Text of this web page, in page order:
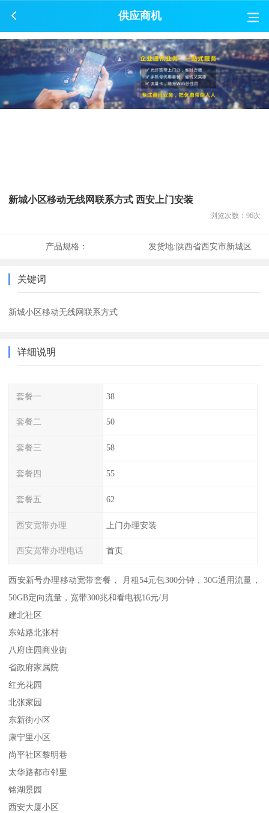
供应商机
新城小区移动无线网联系方式 西安上门安装
浏览次数： 96次
产品规格： 发货地:陕西省西安市新城区
关键词
新城小区移动无线网联系方式
详细说明
套餐一 38
套餐二 50
套餐三 58
套餐四 55
套餐五 62
西安宽带办理 上门办理安装
西安宽带办理电话 首页
西安新号办理移动宽带套餐， 月租54元包300分钟，30G通用流量，
50GB定向流量，宽带300兆和看电视16元/月
建北社区
东站路北张村
八府庄园商业街
省政府家属院
红光花园
北张家园
东新街小区
康宁里小区
尚平社区黎明巷
太华路都市邻里
铭湖景园
西安大厦小区